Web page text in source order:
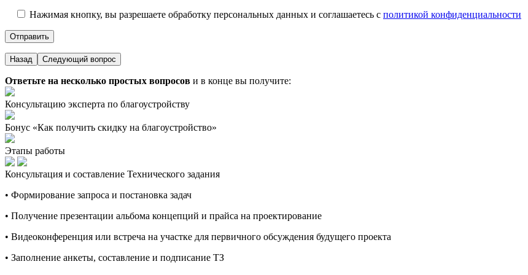
Нажимая кнопку, вы разрешаете обработку персональных данных и соглашаетесь с политикой конфиденциальности
Назад Следующий вопрос
Ответьте на несколько простых вопросов и в конце вы получите:
Консультацию эксперта по благоустройству
Бонус «Как получить скидку на благоустройство»
Этапы работы
Консультация и составление Технического задания
• Формирование запроса и постановка задач
• Получение презентации альбома концепций и прайса на проектирование
• Видеоконференция или встреча на участке для первичного обсуждения будущего проекта
• Заполнение анкеты, составление и подписание ТЗ